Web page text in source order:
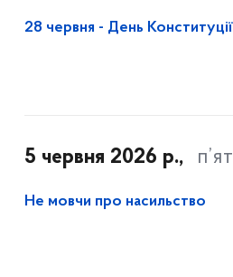
28 червня - День Конституції
5 червня 2026 р.,
Не мовчи про насильство